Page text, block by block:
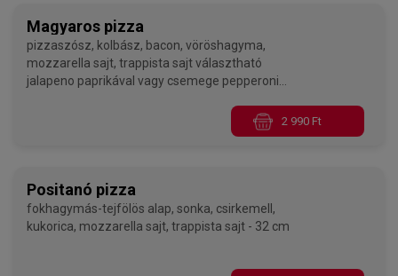
Magyaros pizza
pizzaszósz, kolbász, bacon, vöröshagyma,
mozzarella sajt, trappista sajt választható
jalapeno paprikával vagy csemege pepperoni
2 990 Ft
Positanó pizza
fokhagymás-tejfölös alap, sonka, csirkemell,
kukorica, mozzarella sajt, trappista sajt - 32 cm